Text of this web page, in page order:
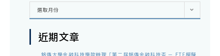
彙
選取月份
近期文章
銘傳大學金融科技學院辦理「第二屆銘傳金融科技盃 － ETF模擬